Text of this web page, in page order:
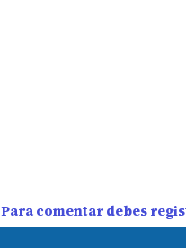
Para comentar debes